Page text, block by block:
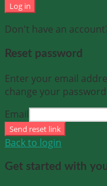
Log in
Don't have an
Reset password
Enter your email
change your
Email
Send reset link
Back to login
Get started with